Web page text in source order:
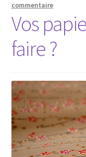
commentaire
Vos
faire ?